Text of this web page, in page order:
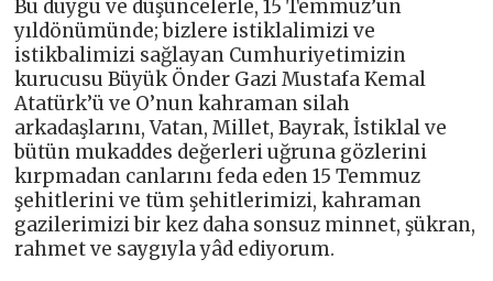
Bu duygu ve düşüncelerle, 15 Temmuz’un
yıldönümünde; bizlere istiklalimizi ve
istikbalimizi sağlayan Cumhuriyetimizin
kurucusu Büyük Önder Gazi Mustafa Kemal
Atatürk’ü ve O’nun kahraman silah
arkadaşlarını, Vatan, Millet, Bayrak, İstiklal ve
bütün mukaddes değerleri uğruna gözlerini
kırpmadan canlarını feda eden 15 Temmuz
şehitlerini ve tüm şehitlerimizi, kahraman
gazilerimizi bir kez daha sonsuz minnet, şükran,
rahmet ve saygıyla yâd ediyorum.